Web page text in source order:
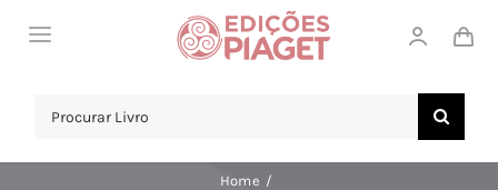
Toggle
Search
Home